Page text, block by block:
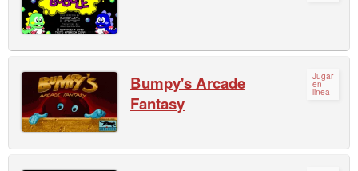
Jugar
en
linea
Bumpy's Arcade
Fantasy